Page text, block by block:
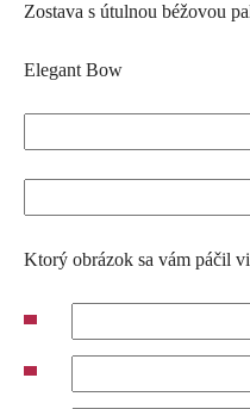
Zostava s útulnou béžovou
Elegant Bow
Ktorý obrázok sa vám páčil